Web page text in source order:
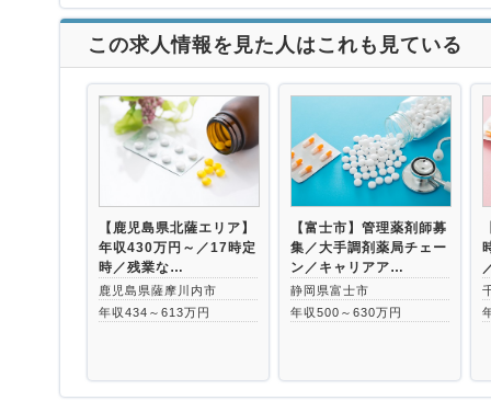
この求人情報を見た人はこれも見ている
【鹿児島県北薩エリア】
年収430万円～／17時定
時／残業な…
鹿児島県薩摩川内市
年収434～613万円
【富士市】管理薬剤師募
集／大手調剤薬局チェー
ン／キャリアア…
静岡県富士市
年収500～630万円